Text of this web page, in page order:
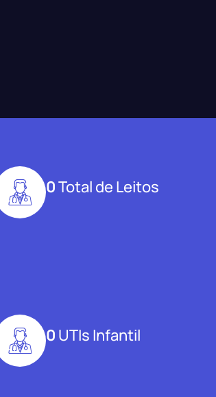
0Total de Leitos
0 UTIs Infantil